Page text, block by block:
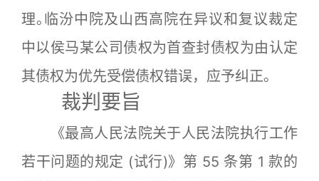
理｡临汾中院及山西高院在异议和复议裁定
中以侯马某公司债权为首查封债权为由认定
其债权为优先受偿债权错误，应予纠正｡
裁判要旨
《最高人民法院关于人民法院执行工作
若干问题的规定 (试行)》第 55 条第 1 款的